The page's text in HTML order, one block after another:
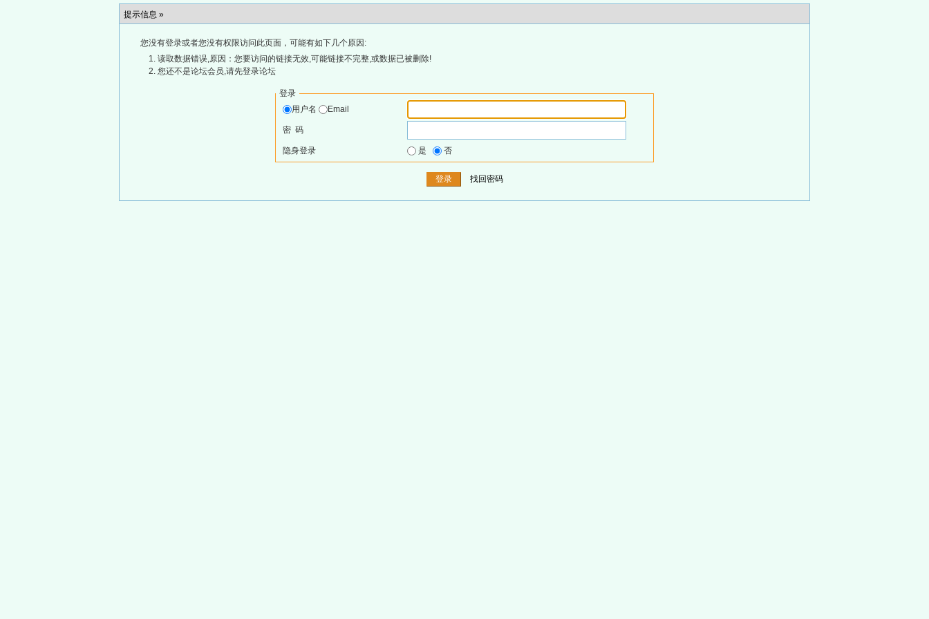
提示信息 »
您没有登录或者您没有权限访问此页面，可能有如下几个原因:
读取数据错误,原因：您要访问的链接无效,可能链接不完整,或数据已被删除!
您还不是论坛会员,请先登录论坛
登录
用户名
Email
密 码
隐身登录 是 否
找回密码